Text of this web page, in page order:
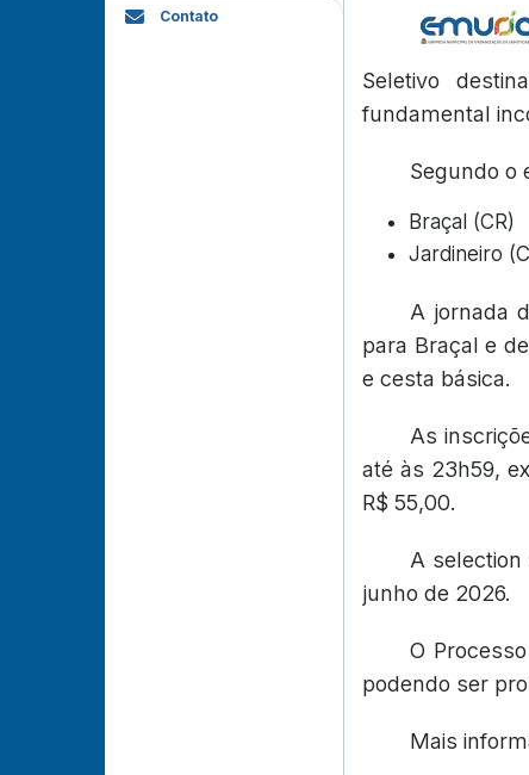
Contato
Seletivo
fundamental
Segundo o
Braçal (CR)
Jardineiro
A jornada
para Braçal e
e cesta básica.
As
até às 23h59,
R$ 55,00.
A
junho de 2026.
O
podendo ser
Mais